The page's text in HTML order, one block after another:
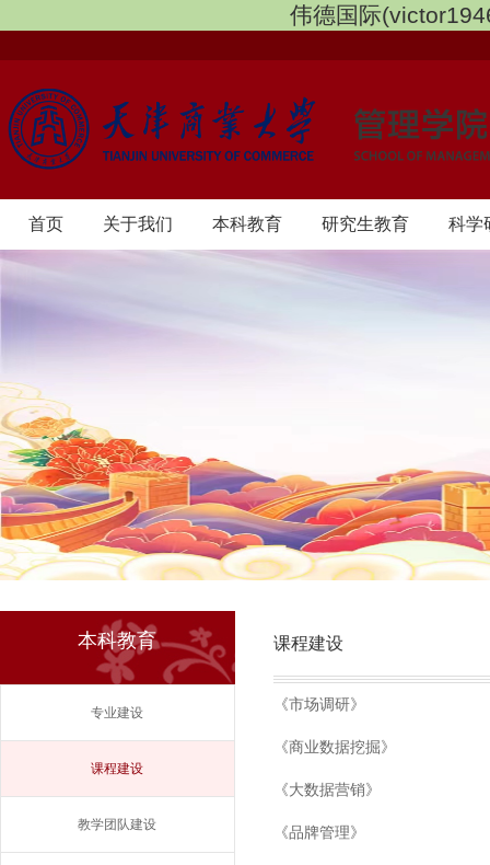
伟德国际
首页 ​关于我们 本科教育 研究生教育 科学
本科教育
专业建设
课程建设
教学团队建设
课程建设
《市场调研》
《商业数据挖掘》
《大数据营销》
《品牌管理》